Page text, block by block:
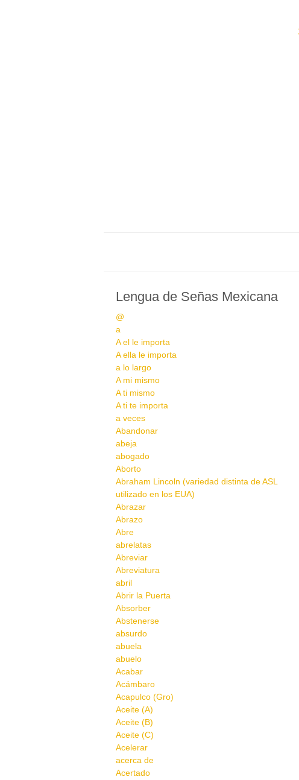
Lengua de Señas Mexicana
@
a
A el le importa
A ella le importa
a lo largo
A mi mismo
A ti mismo
A ti te importa
a veces
Abandonar
abeja
abogado
Aborto
Abraham Lincoln (variedad distinta de ASL
utilizado en los EUA)
Abrazar
Abrazo
Abre
abrelatas
Abreviar
Abreviatura
abril
Abrir la Puerta
Absorber
Abstenerse
absurdo
abuela
abuelo
Acabar
Acámbaro
Acapulco (Gro)
Aceite (A)
Aceite (B)
Aceite (C)
Acelerar
acerca de
Acertado